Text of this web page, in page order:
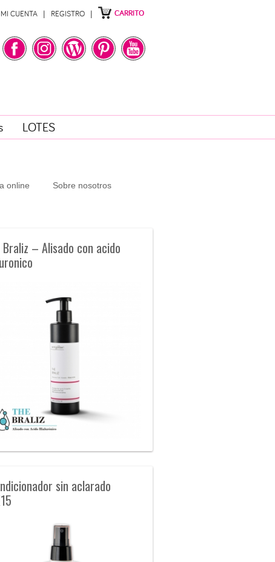
MI CUENTA REGISTRO CARRITO
LOTES
online Sobre nosotros
Braliz – Alisado con acido
sin aclarado